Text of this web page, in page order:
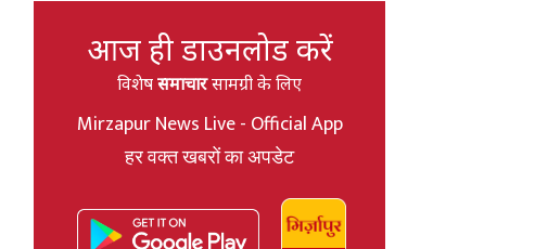
आज ही डाउनलोड करें
विशेषसमाचारसामग्री के लिए
Mirzapur News Live - Official App
हर वक्त खबरों का अपडेट